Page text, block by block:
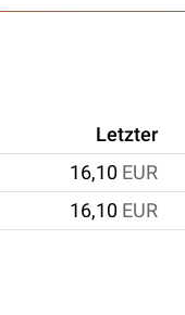
Letzter
16,10 EUR
16,10 EUR